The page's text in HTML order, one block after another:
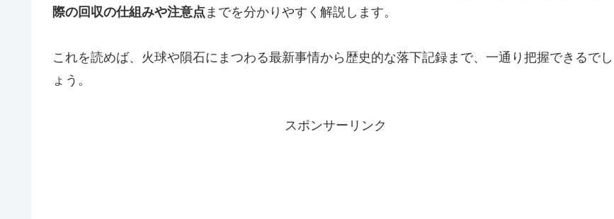
際の回収の仕組みや注意点 までを分かりやすく解説します。
これを読めば、火球や隕石にまつわる最新事情から歴史的な落下記録まで、一通り把握できるでし
ょう。
スポンサーリンク